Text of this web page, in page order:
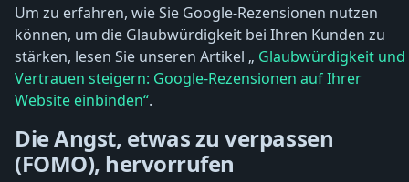
Um zu erfahren, wie Sie Google-Rezensionen nutzen
können, um die Glaubwürdigkeit bei Ihren Kunden zu
stärken, lesen Sie unseren Artikel „ Glaubwürdigkeit und
Vertrauen steigern: Google-Rezensionen auf Ihrer
Website einbinden“.
Die Angst, etwas zu verpassen
(FOMO), hervorrufen